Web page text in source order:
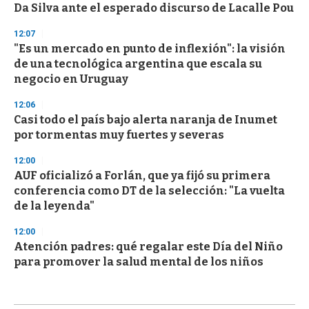
Da Silva ante el esperado discurso de Lacalle Pou
12:07
"Es un mercado en punto de inflexión": la visión
de una tecnológica argentina que escala su
negocio en Uruguay
12:06
Casi todo el país bajo alerta naranja de Inumet
por tormentas muy fuertes y severas
12:00
AUF oficializó a Forlán, que ya fijó su primera
conferencia como DT de la selección: "La vuelta
de la leyenda"
12:00
Atención padres: qué regalar este Día del Niño
para promover la salud mental de los niños